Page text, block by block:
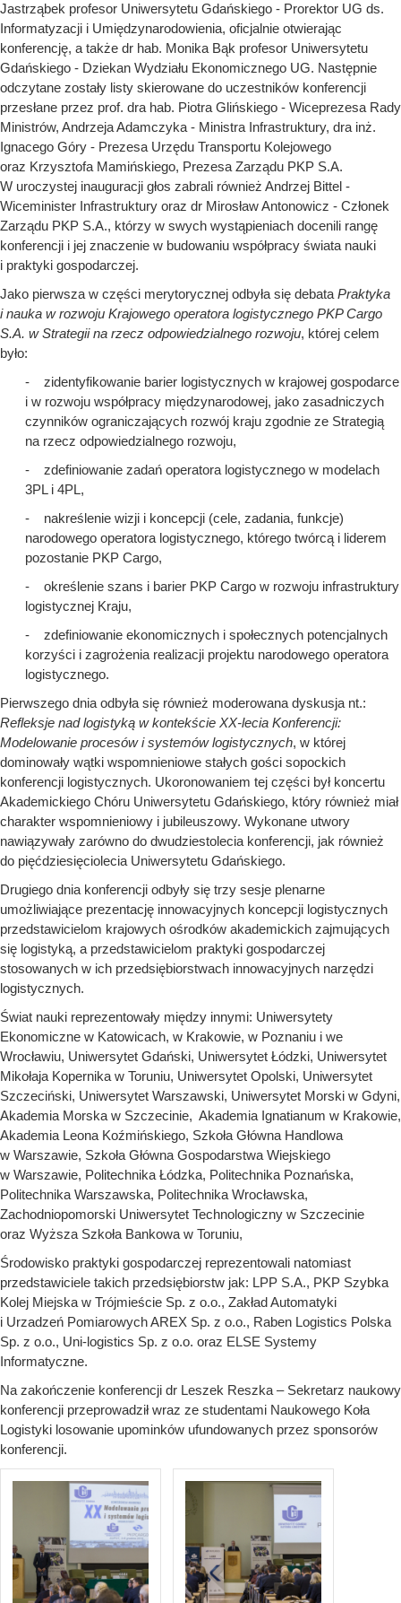
Jastrząbek profesor Uniwersytetu Gdańskiego - Prorektor UG ds.
Informatyzacji i Umiędzynarodowienia, oficjalnie otwierając
konferencję, a także dr hab. Monika Bąk profesor Uniwersytetu
Gdańskiego - Dziekan Wydziału Ekonomicznego UG. Następnie
odczytane zostały listy skierowane do uczestników konferencji
przesłane przez prof. dra hab. Piotra Glińskiego - Wiceprezesa Rady
Ministrów, Andrzeja Adamczyka - Ministra Infrastruktury, dra inż.
Ignacego Góry - Prezesa Urzędu Transportu Kolejowego
oraz Krzysztofa Mamińskiego, Prezesa Zarządu PKP S.A.
W uroczystej inauguracji głos zabrali również Andrzej Bittel -
Wiceminister Infrastruktury oraz dr Mirosław Antonowicz - Członek
Zarządu PKP S.A., którzy w swych wystąpieniach docenili rangę
konferencji i jej znaczenie w budowaniu współpracy świata nauki
i praktyki gospodarczej.
Jako pierwsza w części merytorycznej odbyła się debata Praktyka
i nauka w rozwoju Krajowego operatora logistycznego PKP Cargo
S.A. w Strategii na rzecz odpowiedzialnego rozwoju, której celem
było:
- zidentyfikowanie barier logistycznych w krajowej gospodarce
i w rozwoju współpracy międzynarodowej, jako zasadniczych
czynników ograniczających rozwój kraju zgodnie ze Strategią
na rzecz odpowiedzialnego rozwoju,
- zdefiniowanie zadań operatora logistycznego w modelach
3PL i 4PL,
- nakreślenie wizji i koncepcji (cele, zadania, funkcje)
narodowego operatora logistycznego, którego twórcą i liderem
pozostanie PKP Cargo,
- określenie szans i barier PKP Cargo w rozwoju infrastruktury
logistycznej Kraju,
- zdefiniowanie ekonomicznych i społecznych potencjalnych
korzyści i zagrożenia realizacji projektu narodowego operatora
logistycznego.
Pierwszego dnia odbyła się również moderowana dyskusja nt.:
Refleksje nad logistyką w kontekście XX-lecia Konferencji:
Modelowanie procesów i systemów logistycznych, w której
dominowały wątki wspomnieniowe stałych gości sopockich
konferencji logistycznych. Ukoronowaniem tej części był koncertu
Akademickiego Chóru Uniwersytetu Gdańskiego, który również miał
charakter wspomnieniowy i jubileuszowy. Wykonane utwory
nawiązywały zarówno do dwudziestolecia konferencji, jak również
do pięćdziesięciolecia Uniwersytetu Gdańskiego.
Drugiego dnia konferencji odbyły się trzy sesje plenarne
umożliwiające prezentację innowacyjnych koncepcji logistycznych
przedstawicielom krajowych ośrodków akademickich zajmujących
się logistyką, a przedstawicielom praktyki gospodarczej
stosowanych w ich przedsiębiorstwach innowacyjnych narzędzi
logistycznych.
Świat nauki reprezentowały między innymi: Uniwersytety
Ekonomiczne w Katowicach, w Krakowie, w Poznaniu i we
Wrocławiu, Uniwersytet Gdański, Uniwersytet Łódzki, Uniwersytet
Mikołaja Kopernika w Toruniu, Uniwersytet Opolski, Uniwersytet
Szczeciński, Uniwersytet Warszawski, Uniwersytet Morski w Gdyni,
Akademia Morska w Szczecinie, Akademia Ignatianum w Krakowie,
Akademia Leona Koźmińskiego, Szkoła Główna Handlowa
w Warszawie, Szkoła Główna Gospodarstwa Wiejskiego
w Warszawie, Politechnika Łódzka, Politechnika Poznańska,
Politechnika Warszawska, Politechnika Wrocławska,
Zachodniopomorski Uniwersytet Technologiczny w Szczecinie
oraz Wyższa Szkoła Bankowa w Toruniu,
Środowisko praktyki gospodarczej reprezentowali natomiast
przedstawiciele takich przedsiębiorstw jak: LPP S.A., PKP Szybka
Kolej Miejska w Trójmieście Sp. z o.o., Zakład Automatyki
i Urzadzeń Pomiarowych AREX Sp. z o.o., Raben Logistics Polska
Sp. z o.o., Uni-logistics Sp. z o.o. oraz ELSE Systemy
Informatyczne.
Na zakończenie konferencji dr Leszek Reszka – Sekretarz naukowy
konferencji przeprowadził wraz ze studentami Naukowego Koła
Logistyki losowanie upominków ufundowanych przez sponsorów
konferencji.